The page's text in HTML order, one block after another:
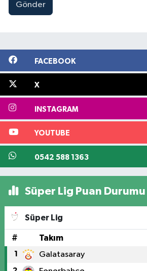
Gönder
FACEBOOK
X
INSTAGRAM
YOUTUBE
0542 588 1363
Süper Lig Puan Durumu
Süper Lig
# Takım
1 Galatasaray